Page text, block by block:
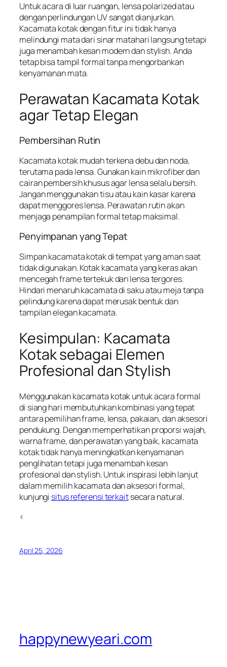
Untuk acara di luar ruangan, lensa polarized atau
dengan perlindungan UV sangat dianjurkan.
Kacamata kotak dengan fitur ini tidak hanya
melindungi mata dari sinar matahari langsung tetapi
juga menambah kesan modern dan stylish. Anda
tetap bisa tampil formal tanpa mengorbankan
kenyamanan mata.
Perawatan Kacamata Kotak
agar Tetap Elegan
Pembersihan Rutin
Kacamata kotak mudah terkena debu dan noda,
terutama pada lensa. Gunakan kain mikrofiber dan
cairan pembersih khusus agar lensa selalu bersih.
Jangan menggunakan tisu atau kain kasar karena
dapat menggores lensa. Perawatan rutin akan
menjaga penampilan formal tetap maksimal.
Penyimpanan yang Tepat
Simpan kacamata kotak di tempat yang aman saat
tidak digunakan. Kotak kacamata yang keras akan
mencegah frame tertekuk dan lensa tergores.
Hindari menaruh kacamata di saku atau meja tanpa
pelindung karena dapat merusak bentuk dan
tampilan elegan kacamata.
Kesimpulan: Kacamata
Kotak sebagai Elemen
Profesional dan Stylish
Menggunakan kacamata kotak untuk acara formal
di siang hari membutuhkan kombinasi yang tepat
antara pemilihan frame, lensa, pakaian, dan aksesori
pendukung. Dengan memperhatikan proporsi wajah,
warna frame, dan perawatan yang baik, kacamata
kotak tidak hanya meningkatkan kenyamanan
penglihatan tetapi juga menambah kesan
profesional dan stylish. Untuk inspirasi lebih lanjut
dalam memilih kacamata dan aksesori formal,
kunjungi situs referensi terkaitsecara natural.
<
April 25, 2026
happynewyeari.com